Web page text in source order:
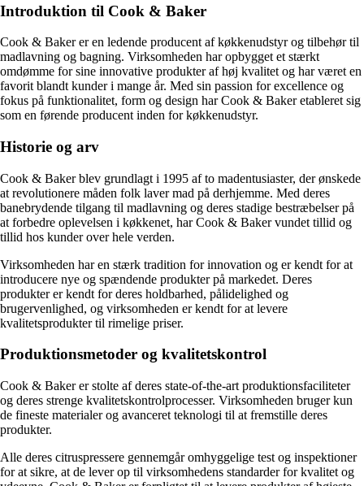
Introduktion til Cook & Baker
Cook & Baker er en ledende producent af køkkenudstyr og tilbehør til
madlavning og bagning. Virksomheden har opbygget et stærkt
omdømme for sine innovative produkter af høj kvalitet og har været en
favorit blandt kunder i mange år. Med sin passion for excellence og
fokus på funktionalitet, form og design har Cook & Baker etableret sig
som en førende producent inden for køkkenudstyr.
Historie og arv
Cook & Baker blev grundlagt i 1995 af to madentusiaster, der ønskede
at revolutionere måden folk laver mad på derhjemme. Med deres
banebrydende tilgang til madlavning og deres stadige bestræbelser på
at forbedre oplevelsen i køkkenet, har Cook & Baker vundet tillid og
tillid hos kunder over hele verden.
Virksomheden har en stærk tradition for innovation og er kendt for at
introducere nye og spændende produkter på markedet. Deres
produkter er kendt for deres holdbarhed, pålidelighed og
brugervenlighed, og virksomheden er kendt for at levere
kvalitetsprodukter til rimelige priser.
Produktionsmetoder og kvalitetskontrol
Cook & Baker er stolte af deres state-of-the-art produktionsfaciliteter
og deres strenge kvalitetskontrolprocesser. Virksomheden bruger kun
de fineste materialer og avanceret teknologi til at fremstille deres
produkter.
Alle deres citruspressere gennemgår omhyggelige test og inspektioner
for at sikre, at de lever op til virksomhedens standarder for kvalitet og